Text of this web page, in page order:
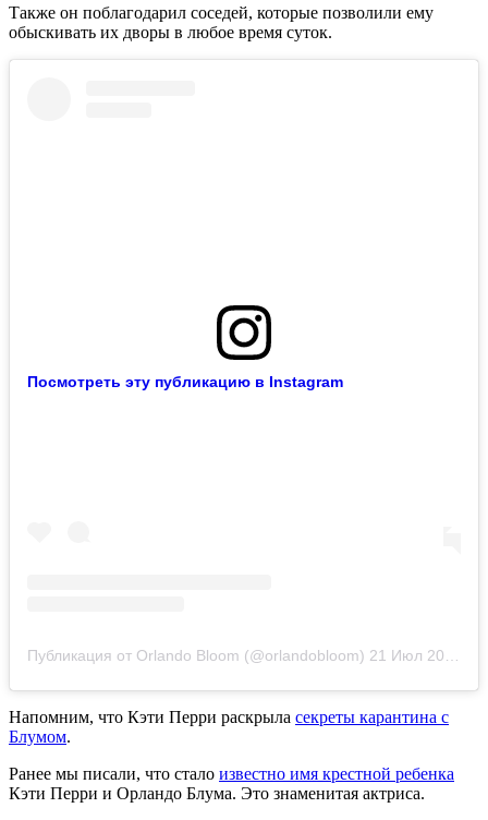
Также он поблагодарил соседей, которые позволили ему
обыскивать их дворы в любое время суток.
Посмотреть эту публикацию в Instagram
Публикация от Orlando Bloom (@orlandobloom) 21 Июл 2020 в 11:19 PDT
Напомним, что Кэти Перри раскрыла секреты карантина с
Блумом.
Ранее мы писали, что стало известно имя крестной ребенка
Кэти Перри и Орландо Блума. Это знаменитая актриса.